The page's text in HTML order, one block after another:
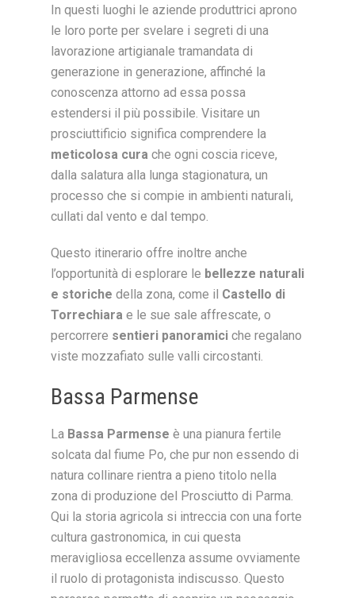
In questi luoghi le aziende produttrici aprono
le loro porte per svelare i segreti di una
lavorazione artigianale tramandata di
generazione in generazione, affinché la
conoscenza attorno ad essa possa
estendersi il più possibile. Visitare un
prosciuttificio significa comprendere la
meticolosa cura che ogni coscia riceve,
dalla salatura alla lunga stagionatura, un
processo che si compie in ambienti naturali,
cullati dal vento e dal tempo.
Questo itinerario offre inoltre anche
l’opportunità di esplorare le bellezze naturali
e storiche della zona, come il Castello di
Torrechiara e le sue sale affrescate, o
percorrere sentieri panoramici che regalano
viste mozzafiato sulle valli circostanti.
Bassa Parmense
La Bassa Parmense è una pianura fertile
solcata dal fiume Po, che pur non essendo di
natura collinare rientra a pieno titolo nella
zona di produzione del Prosciutto di Parma.
Qui la storia agricola si intreccia con una forte
cultura gastronomica, in cui questa
meravigliosa eccellenza assume ovviamente
il ruolo di protagonista indiscusso. Questo